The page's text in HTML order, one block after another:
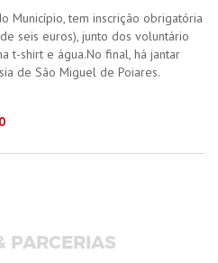
Município, tem inscrição obrigatória
seis euros), junto dos voluntário
t-shirt e água.No final, há jantar
de São Miguel de Poiares.
PARCERIAS